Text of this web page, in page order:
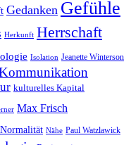
Gedanken Gefühle
Herkunft Herrschaft
Isolation Jeanette Winterson
kulturelles Kapital
Max Frisch
Normalität Nähe Paul Watzlawick